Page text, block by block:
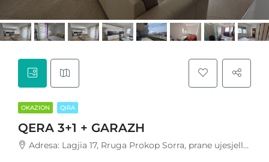
OKAZION QIRA
QERA 3+1 + GARAZH
Adresa: Lagjia 17, Rruga Prokop Sorra, prane ujesjellesit, Durres.